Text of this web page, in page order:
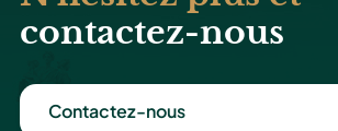
contactez-nous
Contactez-nous